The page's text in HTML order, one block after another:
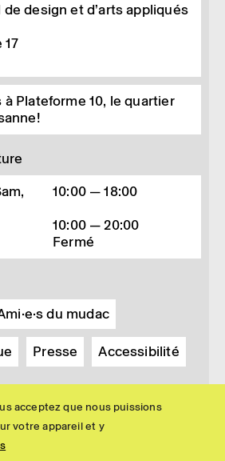
acceptez que nous puissions
votre appareil et y
design et d’arts appliqués
17
Plateforme 10, le quartier
10:00 — 18:00
10:00 — 20:00
Fermé
du mudac
Presse Accessibilité